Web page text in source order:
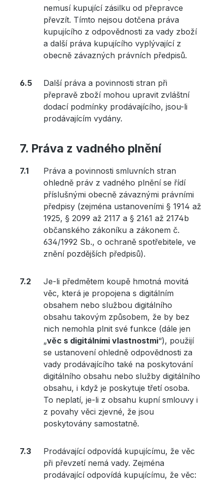
nemusí kupující zásilku od přepravce
převzít. Tímto nejsou dotčena práva
kupujícího z odpovědnosti za vady zboží
a další práva kupujícího vyplývající z
obecně závazných právních předpisů.
Další práva a povinnosti stran při
přepravě zboží mohou upravit zvláštní
dodací podmínky prodávajícího, jsou-li
prodávajícím vydány.
Práva z vadného plnění
Práva a povinnosti smluvních stran
ohledně práv z vadného plnění se řídí
příslušnými obecně závaznými právními
předpisy (zejména ustanoveními § 1914 až
1925, § 2099 až 2117 a § 2161 až 2174b
občanského zákoníku a zákonem č.
634/1992 Sb., o ochraně spotřebitele, ve
znění pozdějších předpisů).
Je-li předmětem koupě hmotná movitá
věc, která je propojena s digitálním
obsahem nebo službou digitálního
obsahu takovým způsobem, že by bez
nich nemohla plnit své funkce (dále jen
„věc s digitálními vlastnostmi“), použijí
se ustanovení ohledně odpovědnosti za
vady prodávajícího také na poskytování
digitálního obsahu nebo služby digitálního
obsahu, i když je poskytuje třetí osoba.
To neplatí, je-li z obsahu kupní smlouvy i
z povahy věci zjevné, že jsou
poskytovány samostatně.
Prodávající odpovídá kupujícímu, že věc
při převzetí nemá vady. Zejména
prodávající odpovídá kupujícímu, že věc: